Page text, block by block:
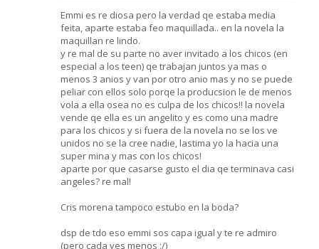
Emmi es re diosa pero la verdad qe estaba media
feita, aparte estaba feo maquillada.. en la novela la
maquillan re lindo.
y re mal de su parte no aver invitado a los chicos (en
especial a los teen) qe trabajan juntos ya mas o
menos 3 anios y van por otro anio mas y no se puede
peliar con ellos solo porqe la producsion le de menos
vola a ella osea no es culpa de los chicos!! la novela
vende qe ella es un angelito y es como una madre
para los chicos y si fuera de la novela no se los ve
unidos no se la cree nadie, lastima yo la hacia una
super mina y mas con los chicos!
aparte por que casarse gusto el dia qe terminava casi
angeles? re mal!
Cris morena tampoco estubo en la boda?
dsp de tdo eso emmi sos capa igual y te re admiro
(pero cada ves menos :/)